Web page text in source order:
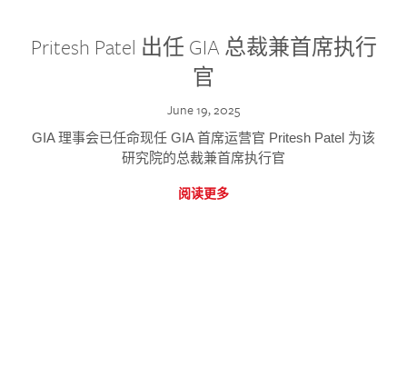
Pritesh Patel 出任 GIA 总裁兼首席执行
官
June 19, 2025
GIA 理事会已任命现任 GIA 首席运营官 Pritesh Patel 为该
研究院的总裁兼首席执行官
阅读更多